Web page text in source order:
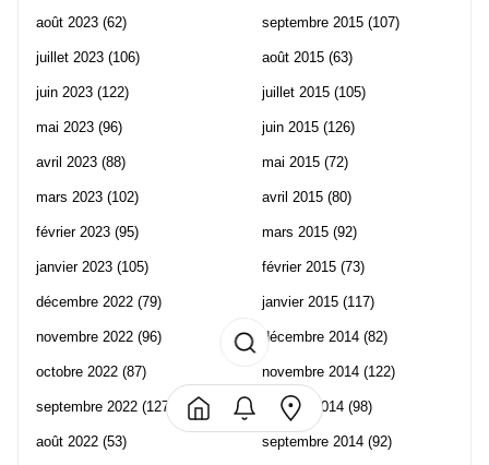
août 2023 (62)
juillet 2023 (106)
juin 2023 (122)
mai 2023 (96)
avril 2023 (88)
mars 2023 (102)
février 2023 (95)
janvier 2023 (105)
décembre 2022 (79)
novembre 2022 (96)
octobre 2022 (87)
septembre 2022 (127)
août 2022 (53)
septembre 2015 (107)
août 2015 (63)
juillet 2015 (105)
juin 2015 (126)
mai 2015 (72)
avril 2015 (80)
mars 2015 (92)
février 2015 (73)
janvier 2015 (117)
décembre 2014 (82)
novembre 2014 (122)
octobre 2014 (98)
septembre 2014 (92)